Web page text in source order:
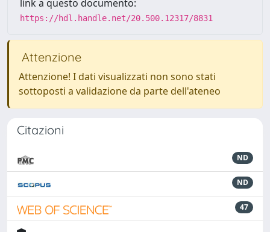
link a questo documento:
https://hdl.handle.net/20.500.12317/8831
Attenzione
Attenzione! I dati visualizzati non sono stati
sottoposti a validazione da parte dell'ateneo
Citazioni
ND
ND
47